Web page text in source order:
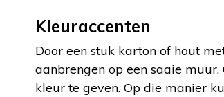
Kleuraccenten
Door een stuk karton of hout
aanbrengen op een saaie
kleur te geven. Op die manier